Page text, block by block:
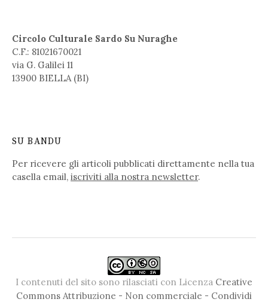
Circolo Culturale Sardo Su Nuraghe
C.F.: 81021670021
via G. Galilei 11
13900 BIELLA (BI)
SU BANDU
Per ricevere gli articoli pubblicati direttamente nella tua
casella email, iscriviti alla nostra newsletter.
I contenuti del sito sono rilasciati con Licenza Creative
Commons Attribuzione - Non commerciale - Condividi